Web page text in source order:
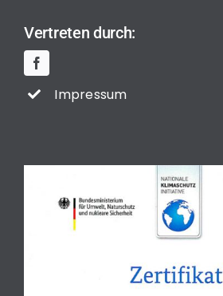
Vertreten durch:
Impressum